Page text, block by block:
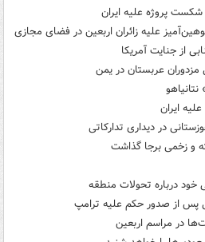
پروژه علیه ایران
علیه زائران اربعین در فضای مجازی
از جنایت آمریکا
عربستان در یمن
ایران
در دیداری تدارکاتی
و زخمی برجا گذاشت
خود درباره تحولات منطقه
پس از صدور حکم علیه ترامپ
در مراسم اربعین